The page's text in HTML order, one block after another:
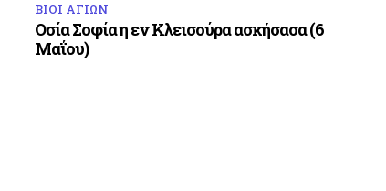
ΒΙΟΙ ΑΓΙΩΝ
Οσία Σοφία η εν Κλεισούρα ασκήσασα (6
Μαΐου)